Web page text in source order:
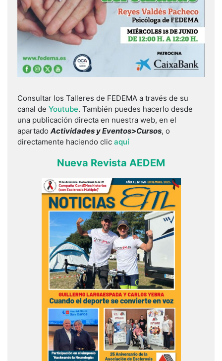
Consultar los Talleres de FEDEMA a través de su
canal de Youtube. También puedes hacerlo desde
una publicación directa en nuestra web, en el
apartado Actividades y Eventos>Cursos, o
directamente haciendo clic aquí
Nueva Revista AEDEM